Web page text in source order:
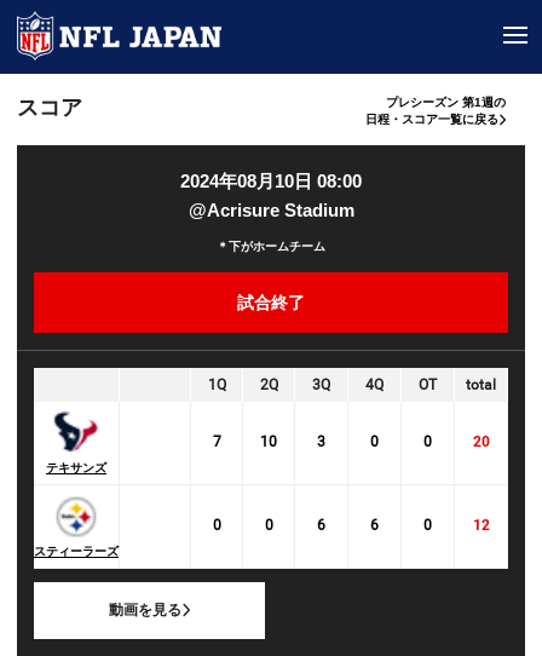
スコア
プレシーズン 第1週の
日程・スコア一覧に戻る
2024年08月10日 08:00
@Acrisure Stadium
＊下がホームチーム
試合終了
1Q 2Q 3Q 4Q OT total
テキサンズ
7 10 3 0 0 20
スティーラーズ
0 0 6 6 0 12
動画を見る